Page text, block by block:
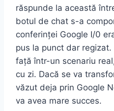
răspunde la această
botul de chat s-a
conferinței Google I/0
pus la punct dar
față într-un scenariu
cu zi. Dacă se va
văzut deja prin Google
va avea mare succes.